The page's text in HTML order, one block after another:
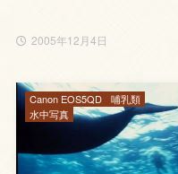
2005年12月4日
Canon EOS5QD
哺乳類
水中写真